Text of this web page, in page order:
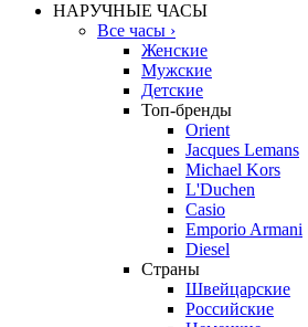
НАРУЧНЫЕ ЧАСЫ
Все часы ›
Женские
Мужские
Детские
Топ-бренды
Orient
Jacques Lemans
Michael Kors
L'Duchen
Casio
Emporio Armani
Diesel
Страны
Швейцарские
Российские